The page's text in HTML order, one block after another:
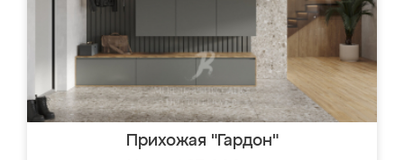
Прихожая "Гардон"